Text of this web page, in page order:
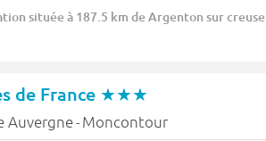
située à 187.5 km de Argenton sur creuse
de France ★★★
Auvergne- Moncontour